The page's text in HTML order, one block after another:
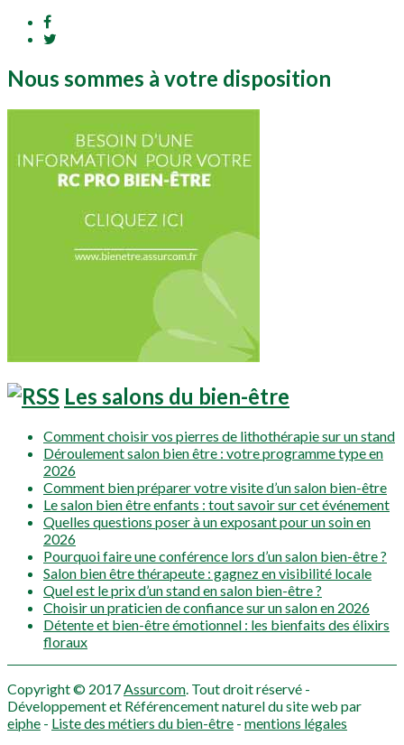
Nous sommes à votre disposition
Les salons du bien-être
Comment choisir vos pierres de lithothérapie sur un stand
Déroulement salon bien être : votre programme type en
2026
Comment bien préparer votre visite d’un salon bien-être
Le salon bien être enfants : tout savoir sur cet événement
Quelles questions poser à un exposant pour un soin en
2026
Pourquoi faire une conférence lors d’un salon bien-être ?
Salon bien être thérapeute : gagnez en visibilité locale
Quel est le prix d’un stand en salon bien-être ?
Choisir un praticien de confiance sur un salon en 2026
Détente et bien-être émotionnel : les bienfaits des élixirs
floraux
Copyright © 2017Assurcom. Tout droit réservé -
Développement et Référencement naturel du site web par
eiphe - Liste des métiers du bien-être - mentions légales